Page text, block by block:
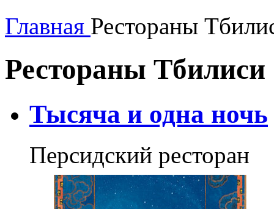
Главная Рестораны
Рестораны Тбилиси
Тысяча и одна ночь
Персидский ресторан